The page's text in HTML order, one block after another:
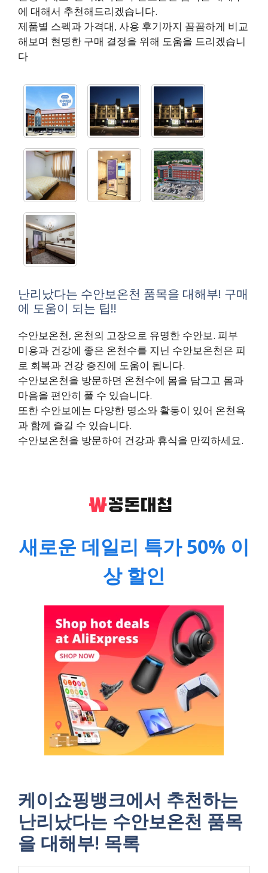
에 대해서 추천해드리겠습니다.
제품별 스펙과 가격대, 사용 후기까지 꼼꼼하게 비교
해보며 현명한 구매 결정을 위해 도움을 드리겠습니
다
난리났다는 수안보온천 품목을 대해부! 구매
에 도움이 되는 팁!!
수안보온천, 온천의 고장으로 유명한 수안보. 피부
미용과 건강에 좋은 온천수를 지닌 수안보온천은 피
로 회복과 건강 증진에 도움이 됩니다.
수안보온천을 방문하면 온천수에 몸을 담그고 몸과
마음을 편안히 풀 수 있습니다.
또한 수안보에는 다양한 명소와 활동이 있어 온천욕
과 함께 즐길 수 있습니다.
수안보온천을 방문하여 건강과 휴식을 만끽하세요.
새로운 데일리 특가 50% 이
상 할인
케이쇼핑뱅크에서 추천하는
난리났다는 수안보온천 품목
을 대해부! 목록